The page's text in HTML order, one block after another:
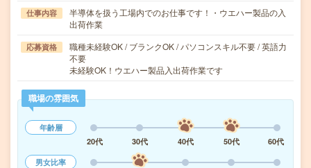
仕事内容
半導体を扱う工場内でのお仕事です！・ウエハー製品の入
出荷作業
応募資格
職種未経験OK / ブランクOK / パソコンスキル不要 / 英語力
不要
未経験OK！ウエハー製品入出荷作業です
職場の雰囲気
年齢層
20代
30代 40代 50代
60代
男女比率